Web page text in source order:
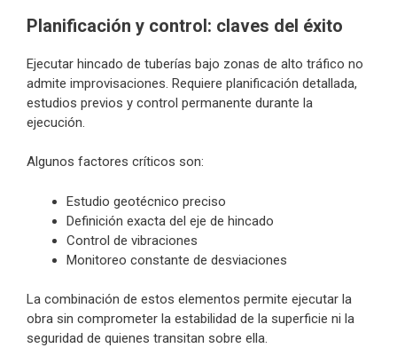
Planificación y control: claves del éxito
Ejecutar hincado de tuberías bajo zonas de alto tráfico no
admite improvisaciones. Requiere planificación detallada,
estudios previos y control permanente durante la
ejecución.
Algunos factores críticos son:
Estudio geotécnico preciso
Definición exacta del eje de hincado
Control de vibraciones
Monitoreo constante de desviaciones
La combinación de estos elementos permite ejecutar la
obra sin comprometer la estabilidad de la superficie ni la
seguridad de quienes transitan sobre ella.